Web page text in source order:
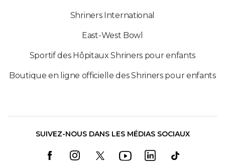
Shriners International
East-West Bowl
Sportif des Hôpitaux Shriners pour enfants
Boutique en ligne officielle des Shriners pour enfants
SUIVEZ-NOUS DANS LES MÉDIAS SOCIAUX